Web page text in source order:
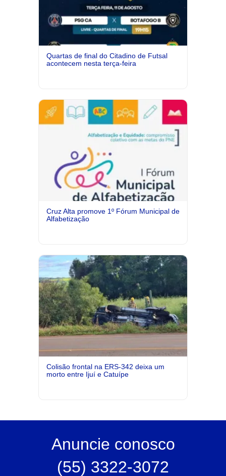
Quartas de final do Citadino de Futsal
acontecem nesta terça-feira
Cruz Alta promove 1º Fórum Municipal de
Alfabetização
Colisão frontal na ERS-342 deixa um
morto entre Ijuí e Catuípe
Anuncie conosco
(55) 3322-3072